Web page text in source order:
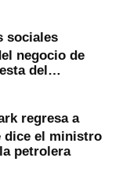
sociales
negocio de
del
regresa a
dice el ministro
petrolera